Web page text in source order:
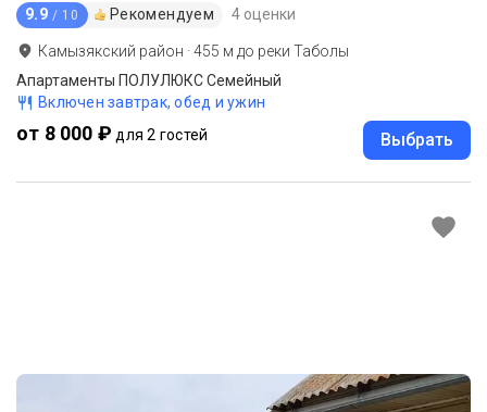
9.9 / 10 Рекомендуем 4 оценки
Камызякский район ·455 м до реки Таболы
Апартаменты ПОЛУЛЮКС Семейный
Включен завтрак, обед и ужин
от 8 000 ₽ для 2 гостей Выбрать